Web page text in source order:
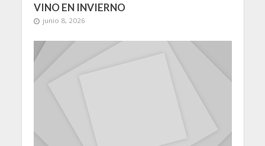
VINO EN INVIERNO
junio 8, 2026